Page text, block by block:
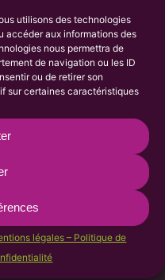
utilisons des technologies
accéder aux informations des
nous permettra de
de navigation ou les ID
ou de retirer son
sur certaines caractéristiques
légales – Politique de
NICOLAS